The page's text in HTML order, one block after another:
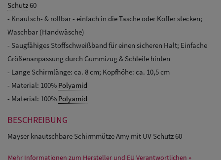
Schutz60
- Knautsch- & rollbar - einfach in die Tasche oder Koffer stecken;
Waschbar (Handwäsche)
- Saugfähiges Stoffschweißband für einen sicheren Halt; Einfache
Größenanpassung durch Gummizug & Schleife hinten
- Lange Schirmlänge: ca. 8 cm; Kopfhöhe: ca. 10,5 cm
- Material: 100% Polyamid
- Material: 100% Polyamid
BESCHREIBUNG
Mayser knautschbare Schirmmütze Amy mit UV Schutz 60
Mehr Informationen zum Hersteller und EU Verantwortlichen »